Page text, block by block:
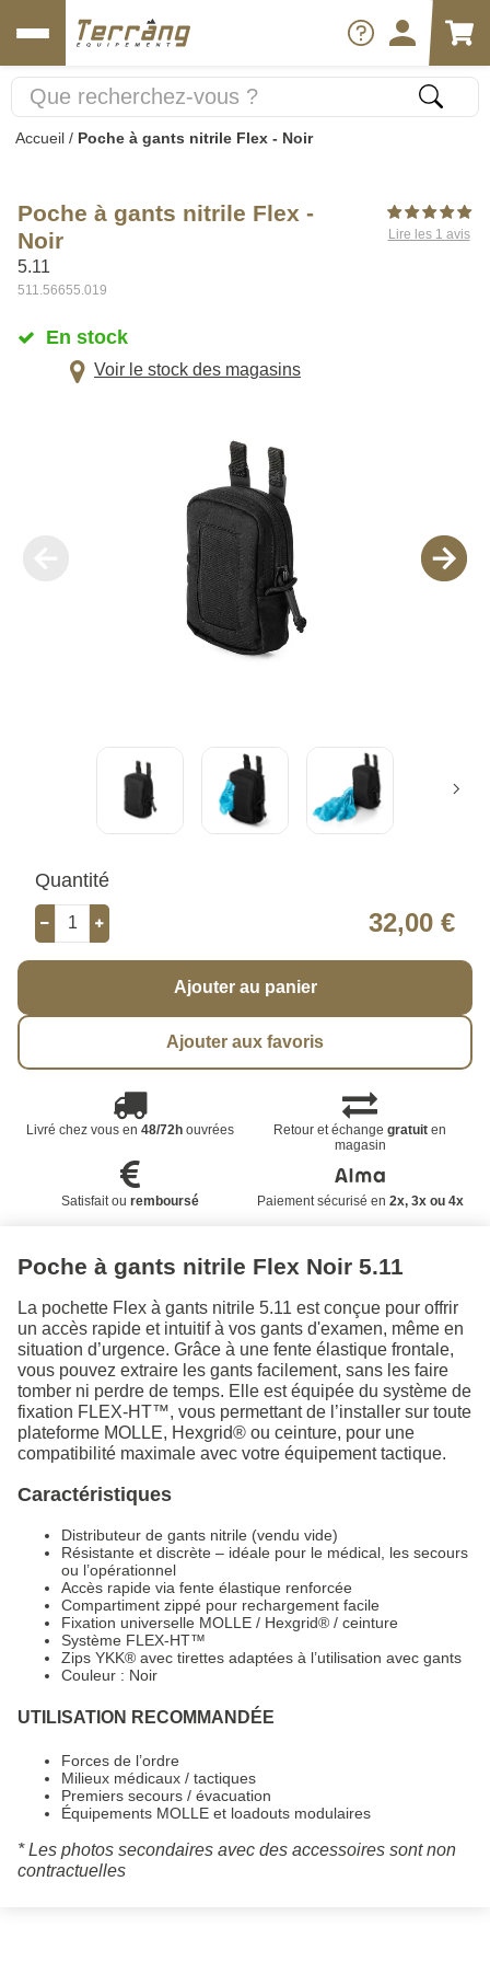
Accueil / Poche à gants nitrile Flex - Noir
Poche à gants nitrile Flex -
Noir
5.11
511.56655.019
Lire les 1 avis
En stock
Voir le stock des magasins
Quantité
32,00 €
Ajouter au panier
Ajouter aux favoris
Livré chez vous en 48/72houvrées Retour et échangegratuit en
magasin
Satisfait ou remboursé Paiement sécurisé en 2x, 3x ou 4x
Poche à gants nitrile Flex Noir 5.11
La pochette Flex à gants nitrile 5.11 est conçue pour offrir
un accès rapide et intuitif à vos gants d'examen, même en
situation d’urgence. Grâce à une fente élastique frontale,
vous pouvez extraire les gants facilement, sans les faire
tomber ni perdre de temps. Elle est équipée du système de
fixation FLEX-HT™, vous permettant de l’installer sur toute
plateforme MOLLE, Hexgrid® ou ceinture, pour une
compatibilité maximale avec votre équipement tactique.
Caractéristiques
Distributeur de gants nitrile (vendu vide)
Résistante et discrète – idéale pour le médical, les secours
ou l’opérationnel
Accès rapide via fente élastique renforcée
Compartiment zippé pour rechargement facile
Fixation universelle MOLLE / Hexgrid® / ceinture
Système FLEX-HT™
Zips YKK® avec tirettes adaptées à l’utilisation avec gants
Couleur : Noir
UTILISATION RECOMMANDÉE
Forces de l’ordre
Milieux médicaux / tactiques
Premiers secours / évacuation
Équipements MOLLE et loadouts modulaires
* Les photos secondaires avec des accessoires sont non
contractuelles